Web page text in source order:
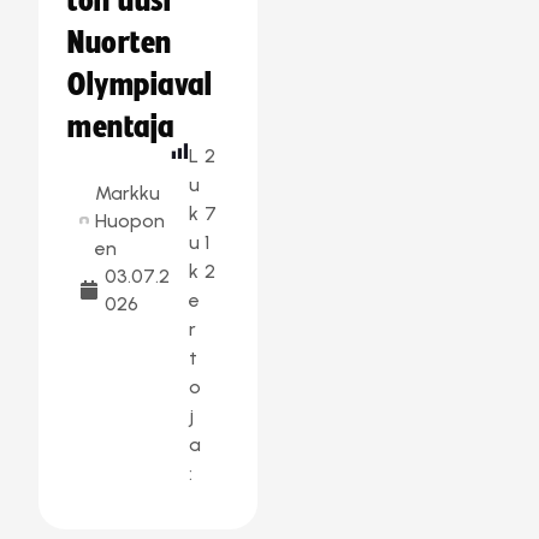
Nuorten
Olympiaval
mentaja
Markku
Huopon
en
03.07.2
026
L
u
k
u
k
e
r
t
o
j
a
:
2
7
1
2